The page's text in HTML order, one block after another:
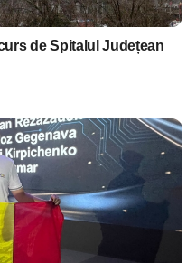
de Spitalul Județean